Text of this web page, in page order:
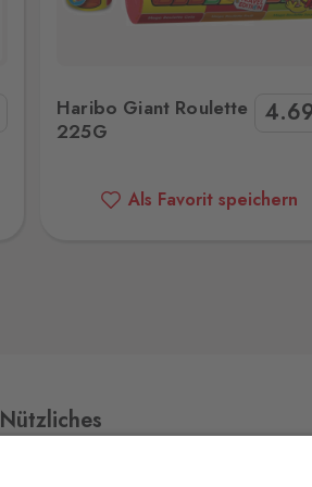
Haribo Giant Roulette
225G
4
Als Favorit speichern
Nützliches